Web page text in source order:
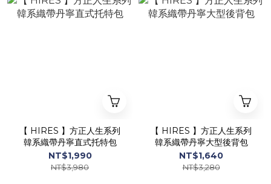
【 HIRES 】方正人生系列
韓系織帶丹寧直式托特包
NT$1,990
NT$3,980
【 HIRES 】方正人生系列
韓系織帶丹寧大型後背包
NT$1,640
NT$3,280